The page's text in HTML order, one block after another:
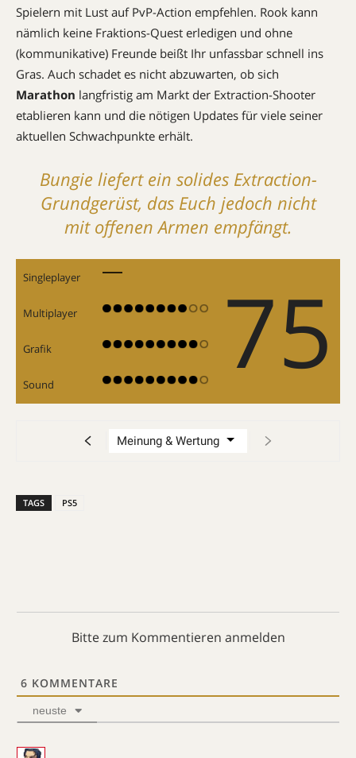
Spielern mit Lust auf PvP-Action empfehlen. Rook kann
nämlich keine Fraktions-Quest erledigen und ohne
(kommunikative) Freunde beißt Ihr unfassbar schnell ins
Gras. Auch schadet es nicht abzuwarten, ob sich
Marathon langfristig am Markt der Extraction-Shooter
etablieren kann und die nötigen Updates für viele seiner
aktuellen Schwachpunkte erhält.
Bungie liefert ein solides Extraction-
Grundgerüst, das Euch jedoch nicht
mit offenen Armen empfängt.
Singleplayer 75
Multiplayer
Grafik
Sound
TAGS PS5
Bitte zum Kommentieren anmelden
6 KOMMENTARE
neuste